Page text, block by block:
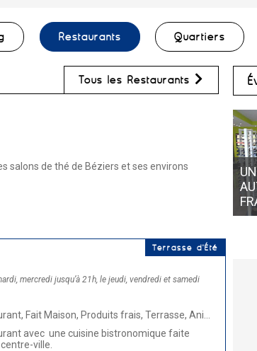
Restaurants Quartiers
Tous les Restaurants
salons de thé de Béziers et ses environs
Terrasse d'Été
mercredi jusqu’à 21h, le jeudi, vendredi et samedi
frais, Terrasse, Animaux bienvenus, Salon de thé, Cuisine française, Burger
avec une cuisine bistronomique faite
ville.